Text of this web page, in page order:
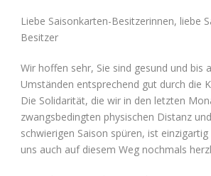
Liebe Saisonkarten-Besitzerinnen, liebe
Besitzer
Wir hoffen sehr, Sie sind gesund und bis
Umständen entsprechend gut durch die
Die Solidarität, die wir in den letzten
zwangsbedingten physischen Distanz
schwierigen Saison spüren, ist
uns auch auf diesem Weg nochmals